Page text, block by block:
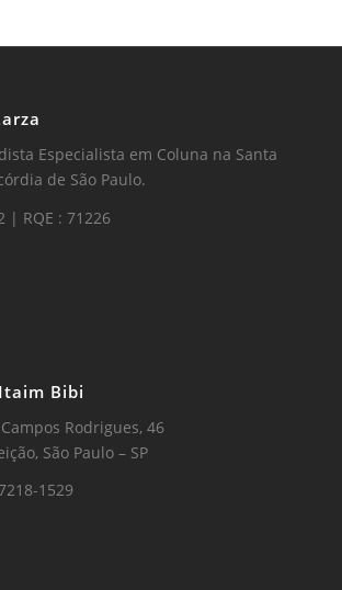
Especialista em Coluna na Santa
de São Paulo.
| RQE : 71226
Bibi
Rodrigues, 46
São Paulo – SP
1529